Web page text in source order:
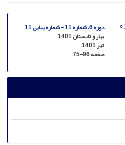
دوره 6، شماره 11 - شماره پیاپی 11
بهار و تابستان 1401
تیر 1401
صفحه75-96